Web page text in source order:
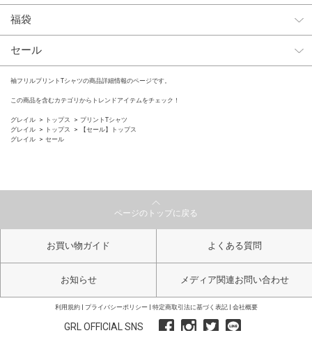
福袋
セール
袖フリルプリントTシャツの商品詳細情報のページです。
この商品を含むカテゴリからトレンドアイテムをチェック！
グレイル トップス
プリントTシャツ
グレイル
トップス
【セール】トップス
グレイル
セール
ページのトップに戻る
お買い物ガイド よくある質問
お知らせ メディア関連お問い合わせ
利用規約 プライバシーポリシー 特定商取引法に基づく表記 会社概要
GRL OFFICIAL SNS